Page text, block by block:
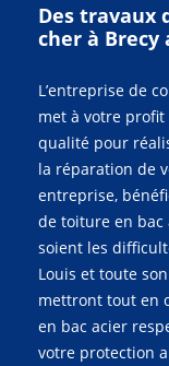
Des travaux
cher à Brecy
L’entreprise de
met à votre profit
qualité pour
la réparation de
entreprise,
de toiture en bac
soient les
Louis et toute
mettront tout en
en bac acier
votre protection